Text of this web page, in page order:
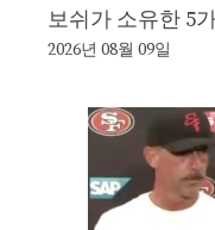
보쉬가 소유한 5
2026년 08월 09일